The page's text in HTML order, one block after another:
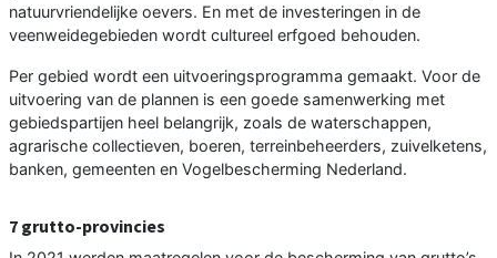
natuurvriendelijke oevers. En met de investeringen in de
veenweidegebieden wordt cultureel erfgoed behouden.
Per gebied wordt een uitvoeringsprogramma gemaakt. Voor de
uitvoering van de plannen is een goede samenwerking met
gebiedspartijen heel belangrijk, zoals de waterschappen,
agrarische collectieven, boeren, terreinbeheerders, zuivelketens,
banken, gemeenten en Vogelbescherming Nederland.
7 grutto-provincies